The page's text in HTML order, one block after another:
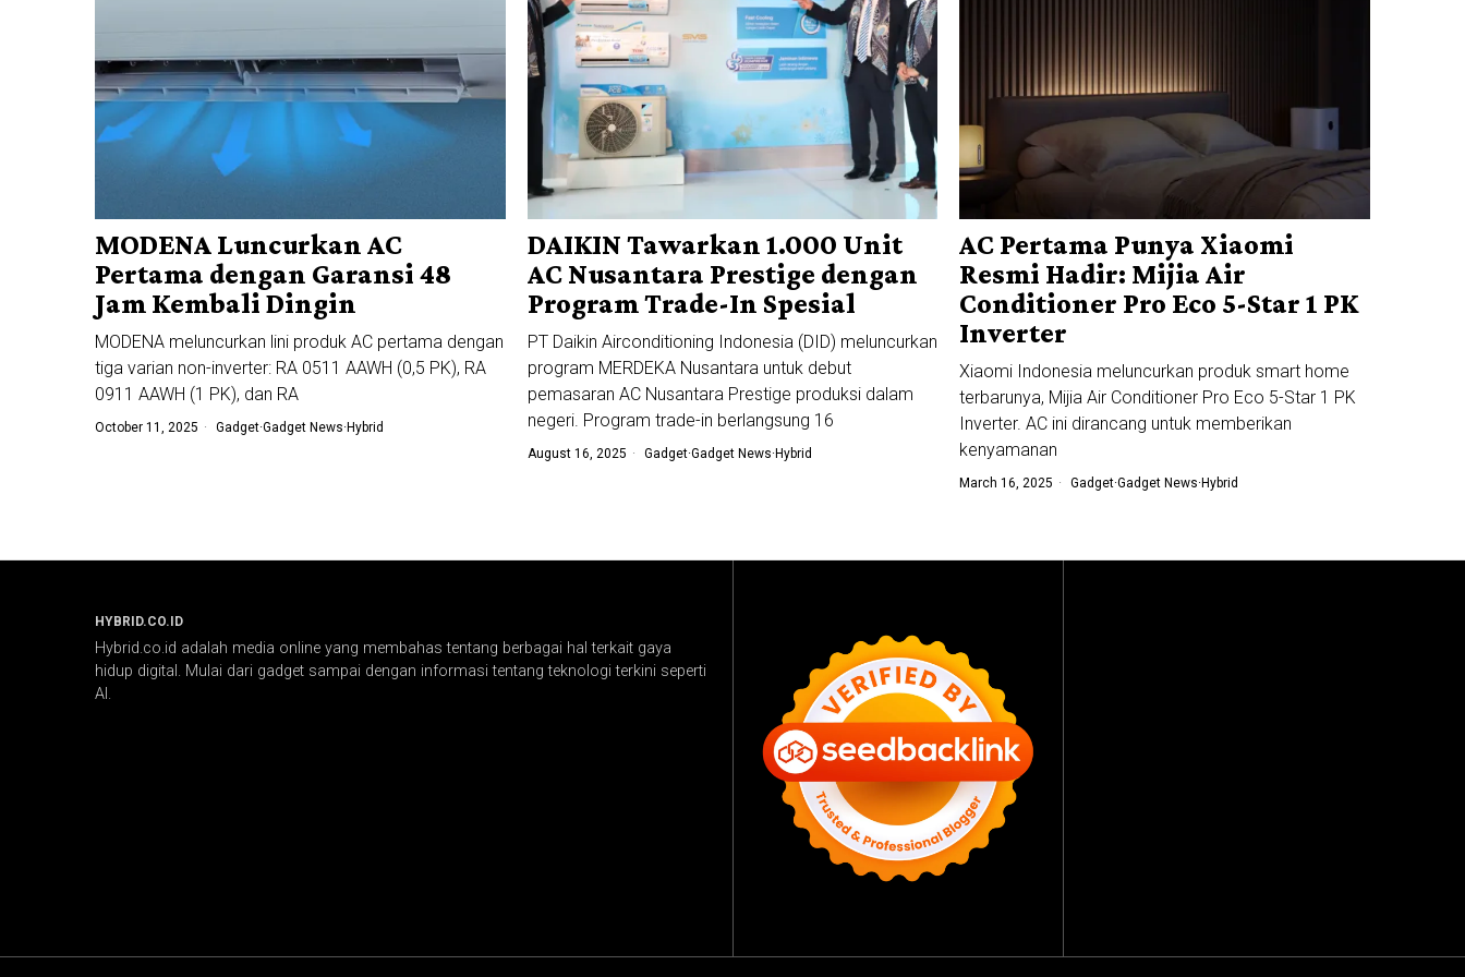
MODENA Luncurkan AC
Pertama dengan Garansi 48
Jam Kembali Dingin
MODENA meluncurkan lini produk AC pertama dengan
tiga varian non-inverter: RA 0511 AAWH (0,5 PK), RA
0911 AAWH (1 PK), dan RA
October 11, 2025 Gadget·Gadget News· Hybrid
DAIKIN Tawarkan 1.000 Unit
AC Nusantara Prestige dengan
Program Trade-In Spesial
PT Daikin Airconditioning Indonesia (DID) meluncurkan
program MERDEKA Nusantara untuk debut
pemasaran AC Nusantara Prestige produksi dalam
negeri. Program trade-in berlangsung 16
August 16, 2025 Gadget·Gadget News· Hybrid
AC Pertama Punya Xiaomi
Resmi Hadir: Mijia Air
Conditioner Pro Eco 5-Star 1 PK
Inverter
Xiaomi Indonesia meluncurkan produk smart home
terbarunya, Mijia Air Conditioner Pro Eco 5-Star 1 PK
Inverter. AC ini dirancang untuk memberikan
kenyamanan
March 16, 2025 Gadget·Gadget News· Hybrid
HYBRID.CO.ID
Hybrid.co.id adalah media online yang membahas tentang berbagai hal terkait gaya
hidup digital. Mulai dari gadget sampai dengan informasi tentang teknologi terkini seperti
AI.